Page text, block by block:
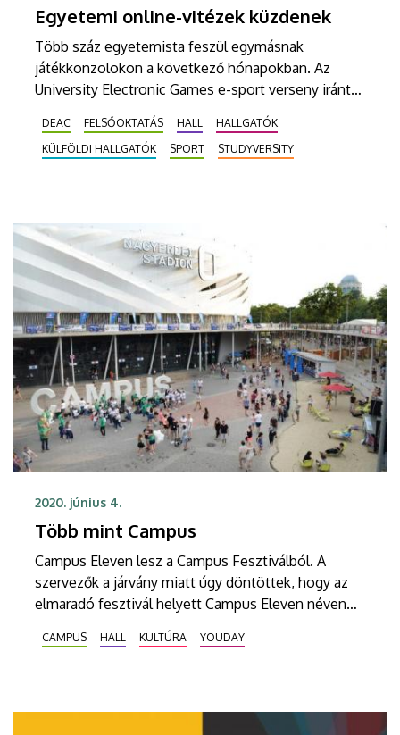
Egyetemi online-vitézek küzdenek
Több száz egyetemista feszül egymásnak
játékkonzolokon a következő hónapokban. Az
University Electronic Games e-sport verseny iránt
mérhetik össze tudásukat a Debreceni Egyetem
magyar és külföldi hallgatói.
DEAC FELSŐOKTATÁS HALL
HALLGATÓK
KÜLFÖLDI HALLGATÓK
SPORT STUDYVERSITY
2020. június 4.
Több mint Campus
Campus Eleven lesz a Campus Fesztiválból. A
szervezők a járvány miatt úgy döntöttek, hogy az
elmaradó fesztivál helyett Campus Eleven néven
helyett tizenegy este kapnak a látogatók
CAMPUS HALL KULTÚRA YOUDAY